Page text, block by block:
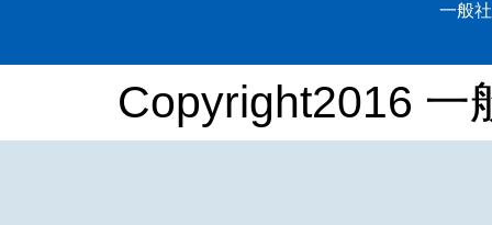
一般
Copyright2016